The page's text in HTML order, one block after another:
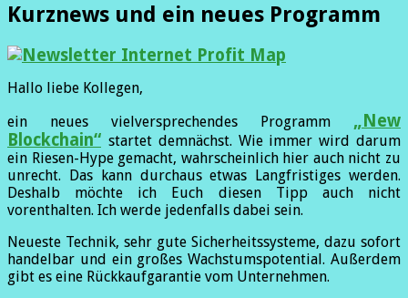
Kurznews und ein neues Programm
Hallo liebe Kollegen,
ein neues vielversprechendes Programm „New
Blockchain“ startet demnächst. Wie immer wird darum
ein Riesen-Hype gemacht, wahrscheinlich hier auch nicht zu
unrecht. Das kann durchaus etwas Langfristiges werden.
Deshalb möchte ich Euch diesen Tipp auch nicht
vorenthalten. Ich werde jedenfalls dabei sein.
Neueste Technik, sehr gute Sicherheitssysteme, dazu sofort
handelbar und ein großes Wachstumspotential. Außerdem
gibt es eine Rückkaufgarantie vom Unternehmen.